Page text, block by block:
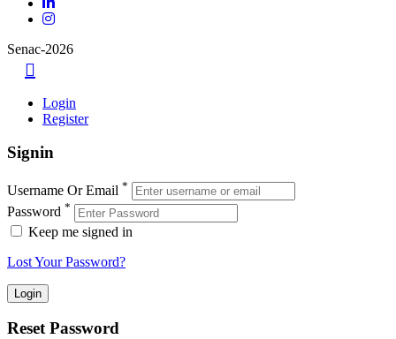
Senac-2026
Login
Register
Signin
Username Or Email *
Password *
Keep me signed in
Lost Your Password?
Reset Password